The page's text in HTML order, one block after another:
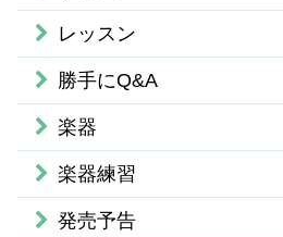
レッスン
勝手にQ&A
楽器
楽器練習
発売予告